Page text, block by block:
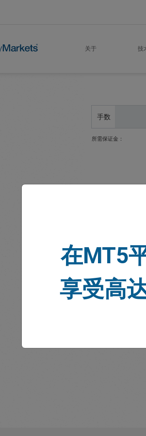
关于 技
手数
所需保证金：
市场新闻
在MT5
享受高